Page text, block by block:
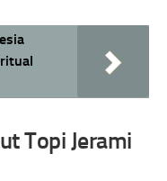
Topi Jerami